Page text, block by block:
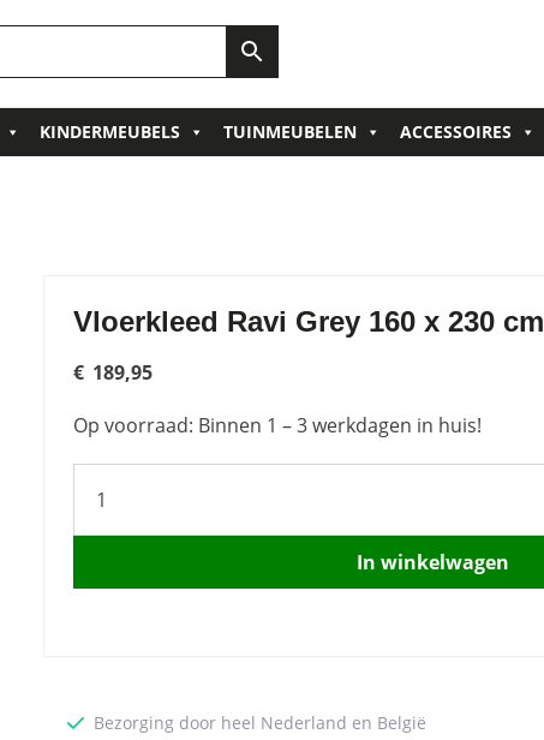
KINDERMEUBELS TUINMEUBELEN ACCESSOIRES
Vloerkleed Ravi Grey 160 x 230 cm
€ 189,95
Op voorraad: Binnen 1 – 3 werkdagen in huis!
Ravi
Grey
x
In winkelwagen
Bezorging door heel Nederland en België